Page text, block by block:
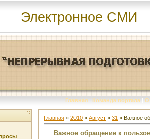
Электронное СМИ
Главная | Команда портала | О
Главная » 2010 » Август » 31 » Важное
Важное обращение к